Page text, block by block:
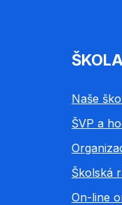
ŠKOLA
Naše
ŠVP a
Školská
On-line